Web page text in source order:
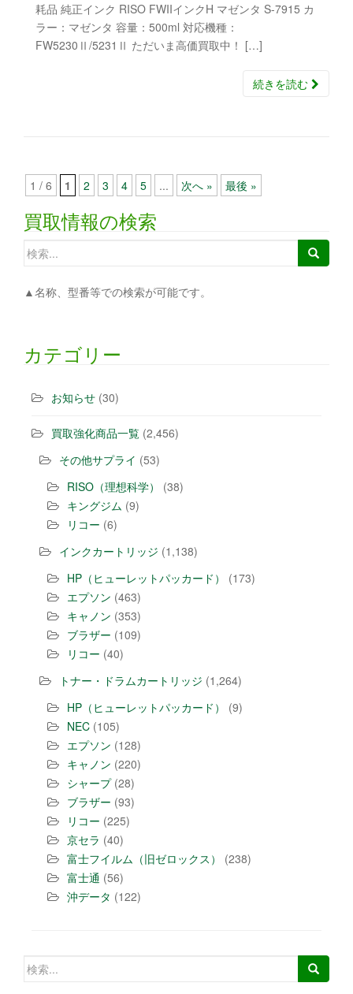
耗品 純正インク RISO FWIIインクH マゼンタ S-7915 カ
ラー：マゼンタ 容量：500ml 対応機種：
FW5230Ⅱ/5231Ⅱ ただいま高価買取中！ […]
続きを読む
1 / 6 1 2 3 4 5 ... 次へ » 最後 »
買取情報の検索
検索:
▲名称、型番等での検索が可能です。
カテゴリー
お知らせ (30)
買取強化商品一覧 (2,456)
その他サプライ (53)
RISO（理想科学）
(38)
キングジム (9)
リコー (6)
インクカートリッジ (1,138)
HP（ヒューレットパッカード）
(173)
エプソン (463)
キャノン (353)
ブラザー (109)
リコー (40)
トナー・ドラムカートリッジ (1,264)
HP（ヒューレットパッカード）
(9)
NEC (105)
エプソン (128)
キャノン (220)
シャープ(28)
ブラザー (93)
リコー (225)
京セラ (40)
富士フイルム（旧ゼロックス）
(238)
富士通 (56)
沖データ (122)
検索: